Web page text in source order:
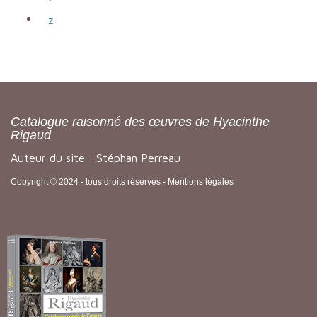
z
Catalogue raisonné des œuvres de Hyacinthe
Rigaud
Auteur du site : Stéphan Perreau
Copyright © 2024 - tous droits réservés - Mentions légales